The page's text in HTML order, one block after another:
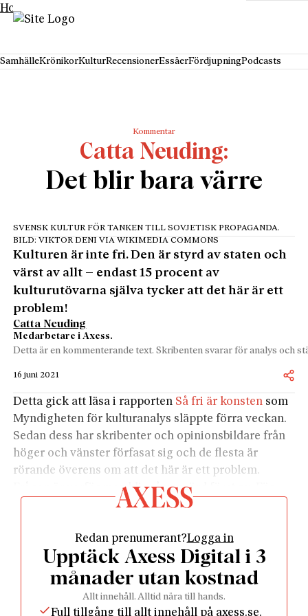
Hoppa till innehåll
SamhälleKrönikorKulturRecensionerEssäerFördjupningPodcasts
Kommentar
Catta Neuding
Det blir bara värre
SVENSK KULTUR FÖR TANKEN TILL SOVJETISK PROPAGANDA.
BILD: VIKTOR DENI VIA WIKIMEDIA COMMONS
Kulturen är inte fri. Den är styrd av staten och
värst av allt – endast 15 procent av
kulturutövarna själva tycker att det här är ett
problem!
Catta Neuding
Medarbetare i Axess.
Detta är en kommenterande text. Skribenten svarar för analys och
16 juni 2021
Detta gick att läsa i rapporten Så fri är konsten som
Myndigheten för kulturanalys släppte förra veckan.
Sedan dess har skribenter och opinionsbildare från
höger och vänster förfasat sig och de flesta är
rörande överens om att det här är ett problem.
Frågan är varför man blir så upprörd först nu. För
den som har rört sig i, eller bara i utkanten av,
glasklar sedan flera decennier tillbaka.
Några kulturutövare har länge påtalat detta. Det
mest kända exemplet är från 2012 när Bengt Ohlsson
ställde frågan om
när det röda ska rinna av
kulturens fana. Men även Lars Anders Johansson har
Redan prenumerant?Logga in
Upptäck Axess Digital i 3
månader utan kostnad
Allt innehåll. Alltid nära till hands.
Full tillgång till allt innehåll på axess.se.